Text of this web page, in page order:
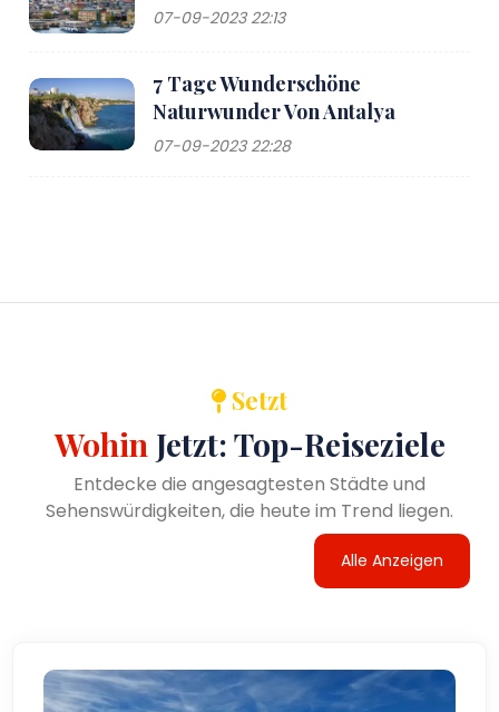
07-09-2023 22:13
7 Tage Wunderschöne
Naturwunder Von Antalya
07-09-2023 22:28
Setzt
Wohin Jetzt: Top-Reiseziele
Entdecke die angesagtesten Städte und
Sehenswürdigkeiten, die heute im Trend liegen.
Alle Anzeigen